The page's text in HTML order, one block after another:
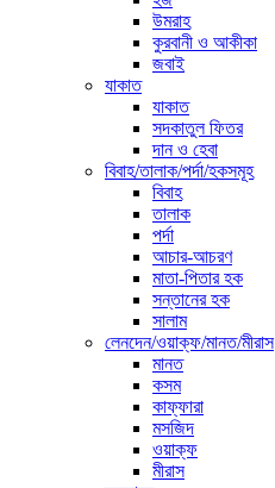
উমরাহ
কুরবানী ও আকীকা
জবাই
যাকাত
যাকাত
সদকাতুল ফিতর
দান ও হেবা
বিবাহ/তালাক/পর্দা/হকসমূহ
বিবাহ
তালাক
পর্দা
আচার-আচরণ
মাতা-পিতার হক
সন্তানের হক
সালাম
লেনদেন/ওয়াক্ফ/মানত/মীরাস
মানত
কসম
কাফ্ফারা
মসজিদ
ওয়াক্ফ
মীরাস